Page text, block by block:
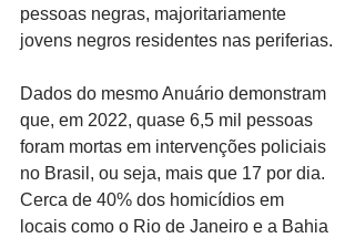
pessoas negras, majoritariamente
jovens negros residentes nas periferias.
Dados do mesmo Anuário demonstram
que, em 2022, quase 6,5 mil pessoas
foram mortas em intervenções policiais
no Brasil, ou seja, mais que 17 por dia.
Cerca de 40% dos homicídios em
locais como o Rio de Janeiro e a Bahia